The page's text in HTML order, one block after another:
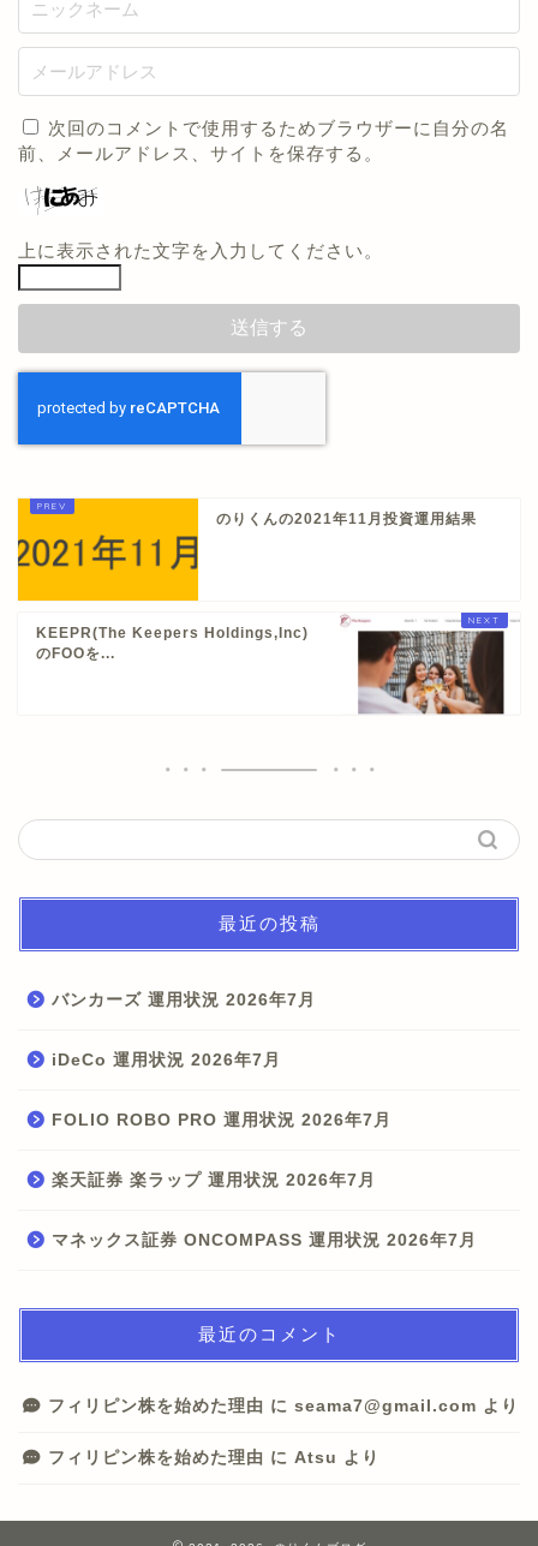
次回のコメントで使用するためブラウザーに自分の名
前、メールアドレス、サイトを保存する。
上に表示された文字を入力してください。
のりくんの2021年11月投資運用結果
KEEPR(The Keepers Holdings,Inc)
のFOOを...
最近の投稿
バンカーズ 運用状況 2026年7月
iDeCo 運用状況 2026年7月
FOLIO ROBO PRO 運用状況 2026年7月
楽天証券 楽ラップ 運用状況 2026年7月
マネックス証券 ONCOMPASS 運用状況 2026年7月
最近のコメント
フィリピン株を始めた理由 に seama7@gmail.com より
フィリピン株を始めた理由 に Atsu より